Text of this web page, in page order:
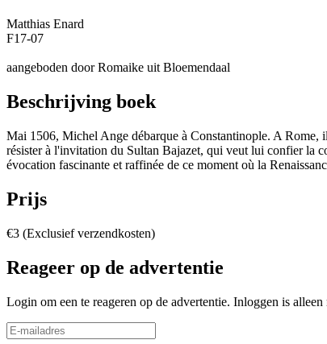
Matthias Enard
F17-07
aangeboden door Romaike uit Bloemendaal
Beschrijving boek
Mai 1506, Michel Ange débarque à Constantinople. A Rome,
résister à l'invitation du Sultan Bajazet, qui veut lui confier la
évocation fascinante et raffinée de ce moment où la
Prijs
€3 (Exclusief verzendkosten)
Reageer op de advertentie
Login om een te reageren op de advertentie. Inloggen is